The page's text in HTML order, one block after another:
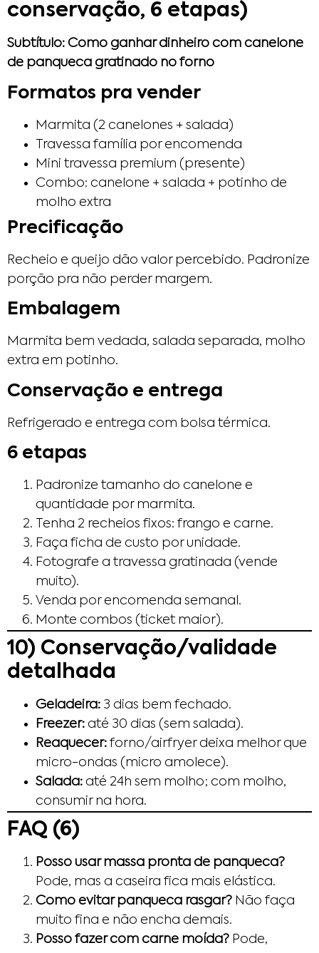
conservação, 6 etapas)
Subtítulo: Como ganhar dinheiro com canelone
de panqueca gratinado no forno
Formatos pra vender
Marmita (2 canelones + salada)
Travessa família por encomenda
Mini travessa premium (presente)
Combo: canelone + salada + potinho de
molho extra
Precificação
Recheio e queijo dão valor percebido. Padronize
porção pra não perder margem.
Embalagem
Marmita bem vedada, salada separada, molho
extra em potinho.
Conservação e entrega
Refrigerado e entrega com bolsa térmica.
6 etapas
Padronize tamanho do canelone e
quantidade por marmita.
Tenha 2 recheios fixos: frango e carne.
Faça ficha de custo por unidade.
Fotografe a travessa gratinada (vende
muito).
Venda por encomenda semanal.
Monte combos (ticket maior).
10) Conservação/validade
detalhada
Geladeira: 3 dias bem fechado.
Freezer: até 30 dias (sem salada).
Reaquecer: forno/airfryer deixa melhor que
micro-ondas (micro amolece).
Salada: até 24h sem molho; com molho,
consumir na hora.
FAQ (6)
Posso usar massa pronta de panqueca?
Pode, mas a caseira fica mais elástica.
Como evitar panqueca rasgar? Não faça
muito fina e não encha demais.
Posso fazer com carne moída? Pode,